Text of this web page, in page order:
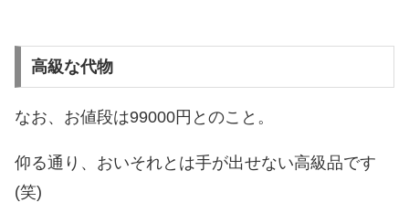
高級な代物
なお、お値段は99000円とのこと。
仰る通り、おいそれとは手が出せない高級品です
(笑)